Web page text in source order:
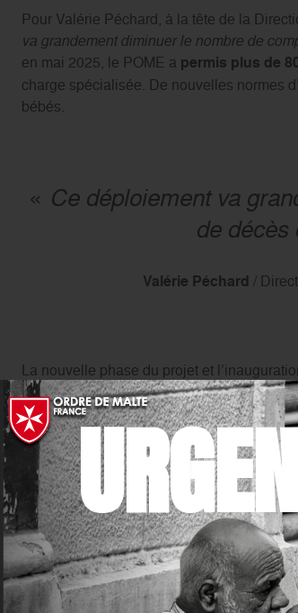
Pour Valérie Péchard, à la tête de la
va grandement diminuer le nombre de
en mai 2025, le POME a permis plus de
charge spécialisée. De nouvelles normes
bébés.
« Ce déploiement va
de décès
Valérie Péchard /
La nouvelle phase du projet et
présence du ministre togolais de la Santé,
nombreuses autorités. La cérémonie,
également
consacré la chapelle de